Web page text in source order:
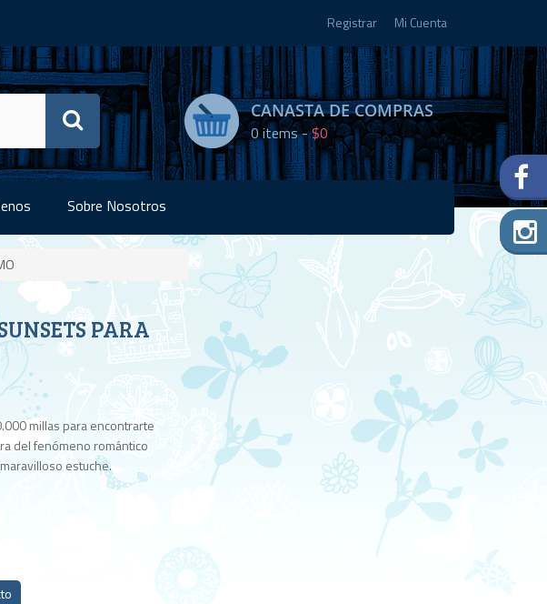
Registrar Mi Cuenta
CANASTA DE COMPRAS
0items -$0
Sobre Nosotros
PARA
millas para encontrarte
del fenómeno romántico
estuche.
Disponibilidad:
Agotado